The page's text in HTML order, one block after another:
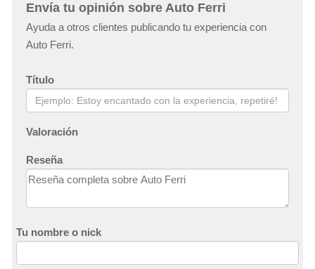
Envía tu opinión sobre Auto Ferri
Ayuda a otros clientes publicando tu experiencia con
Auto Ferri.
Título
Valoración
Reseña
Tu nombre o nick